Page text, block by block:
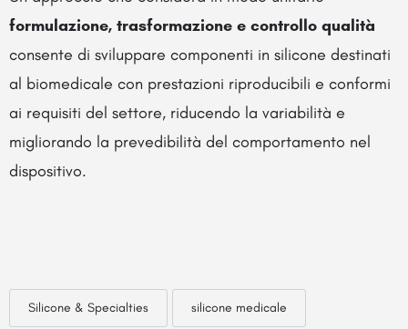
formulazione, trasformazione e controllo qualità
consente di sviluppare componenti in silicone destinati
al biomedicale con prestazioni riproducibili e conformi
ai requisiti del settore, riducendo la variabilità e
migliorando la prevedibilità del comportamento nel
dispositivo.
Silicone & Specialties silicone medicale